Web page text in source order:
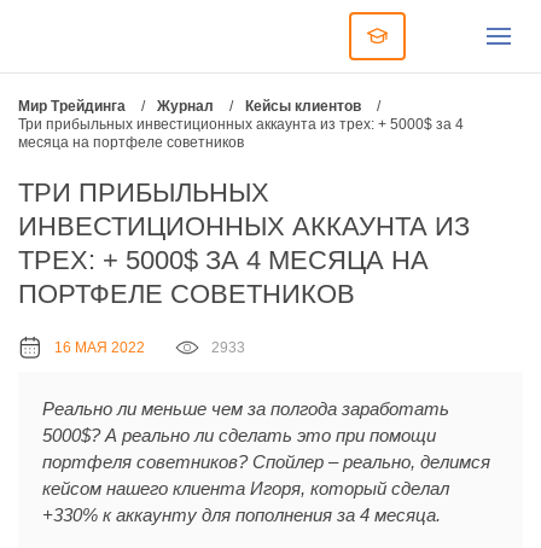
Мир Трейдинга / Журнал / Кейсы клиентов
/
Три прибыльных инвестиционных аккаунта из трех: + 5000$ за 4
месяца на портфеле советников
ТРИ ПРИБЫЛЬНЫХ
ИНВЕСТИЦИОННЫХ АККАУНТА ИЗ
ТРЕХ: + 5000$ ЗА 4 МЕСЯЦА НА
ПОРТФЕЛЕ СОВЕТНИКОВ
16 МАЯ 2022 2933
Реально ли меньше чем за полгода заработать
5000$? А реально ли сделать это при помощи
портфеля советников? Спойлер – реально, делимся
кейсом нашего клиента Игоря, который сделал
+330% к аккаунту для пополнения за 4 месяца.